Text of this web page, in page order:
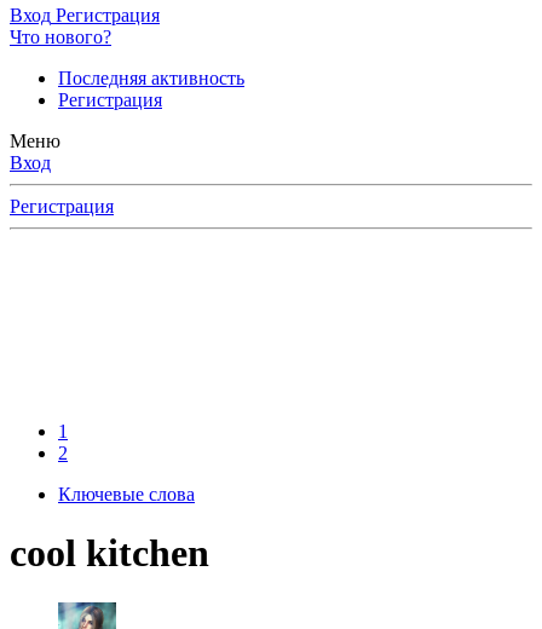
Вход Регистрация
Что нового?
Последняя активность
Регистрация
Меню
Вход
Регистрация
1
2
Ключевые слова
cool kitchen